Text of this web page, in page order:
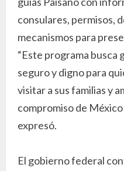
consulares, permisos,
mecanismos para
“Este programa busca
seguro y digno para
visitar a sus familias y
compromiso de
expresó.
El gobierno federal